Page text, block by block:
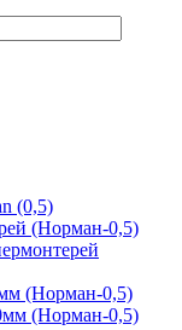
(0,5)
(Норман-0,5)
(Норман-0,5)
(Норман-0,5)